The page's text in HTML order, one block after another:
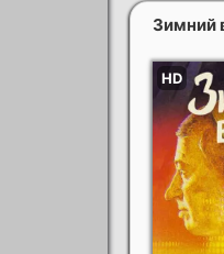
Зимний